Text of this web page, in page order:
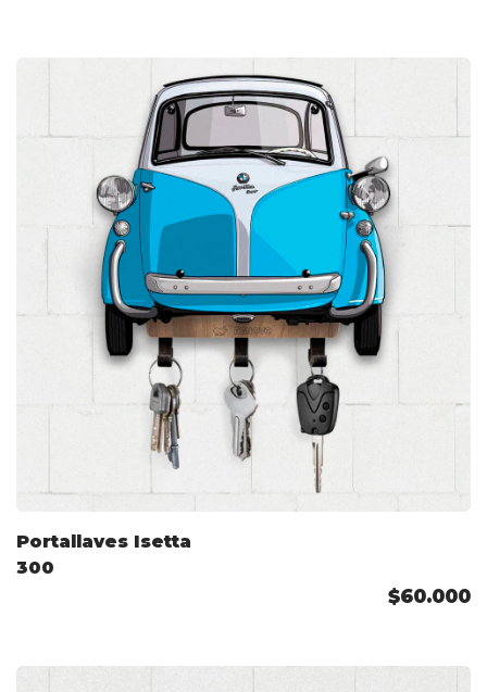
Portallaves Isetta
300
$60.000